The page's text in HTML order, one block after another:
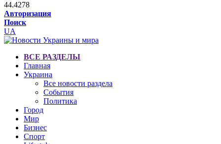
44.4278
Авторизация
Поиск
UA
ВСЕ РАЗДЕЛЫ
Главная
Украина
Все новости раздела
События
Политика
Город
Мир
Бизнес
Спорт